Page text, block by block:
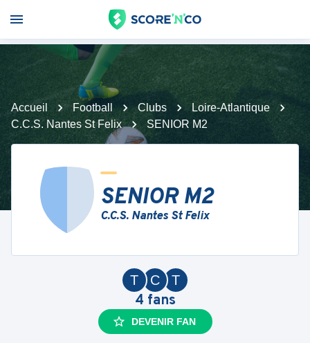
Accueil Football Clubs
Loire-Atlantique
C.C.S. Nantes St Felix
SENIOR M2
SENIOR M2
C.C.S. Nantes St Felix
T
C
T
4 fans
DEVENIR FAN